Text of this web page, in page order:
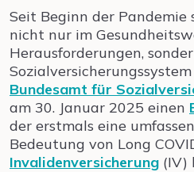
Seit Beginn der Pandemie
nicht nur im
Herausforderungen,
Bundesamt für
am 30. Januar 2025 einen
der erstmals eine
Bedeutung von Long
Invalidenversicherung (IV)